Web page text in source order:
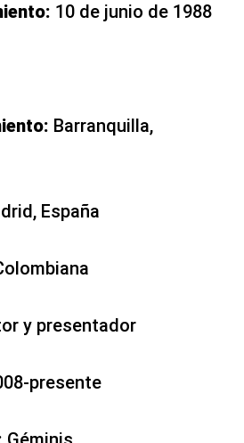
10 de junio de 1988
Barranquilla,
España
y presentador
presente